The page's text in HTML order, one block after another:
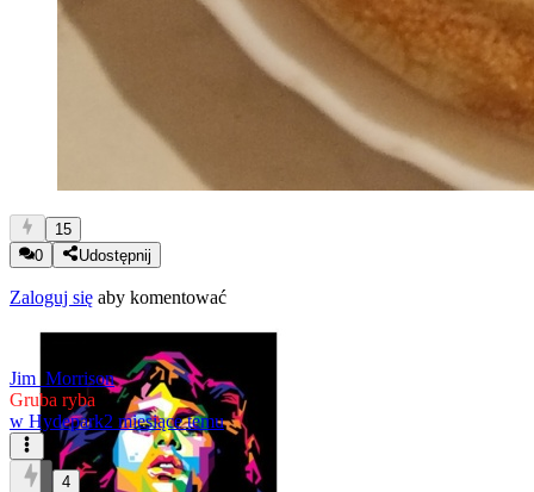
15
0
Udostępnij
Zaloguj się aby komentować
Jim_Morrison
Gruba ryba
w Hydepark2 miesiące temu
4